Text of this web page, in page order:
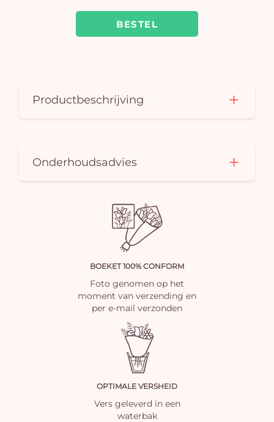
BESTEL
Productbeschrijving
Onderhoudsadvies
BOEKET 100% CONFORM
Foto genomen op het
moment van verzending en
per e-mail verzonden
OPTIMALE VERSHEID
Vers geleverd in een
waterbak